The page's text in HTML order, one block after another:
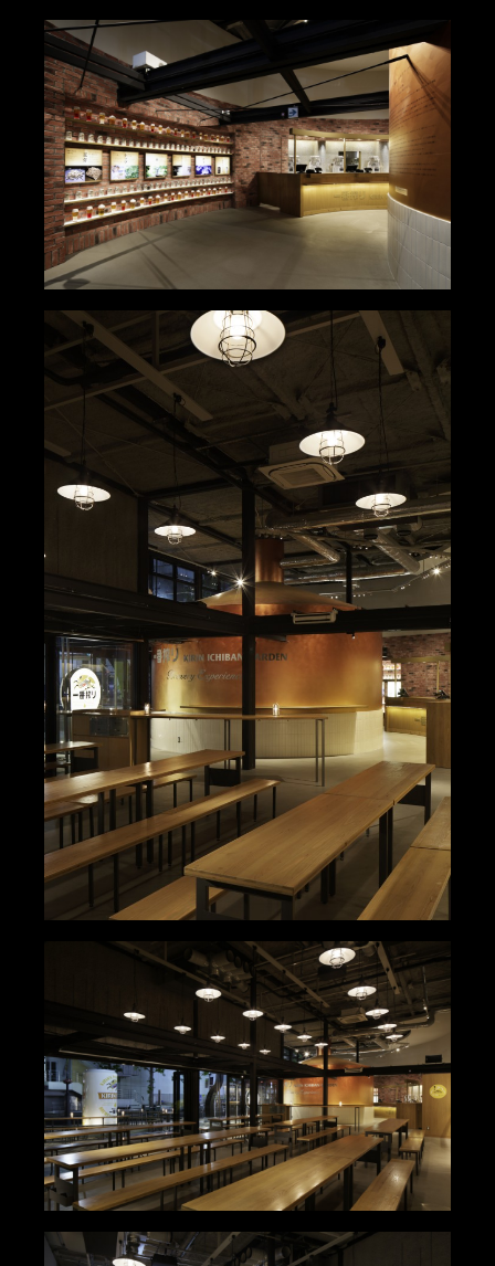
Top
Message
Works
Media Archives
Our Uniqueness
About Us
Contact Us